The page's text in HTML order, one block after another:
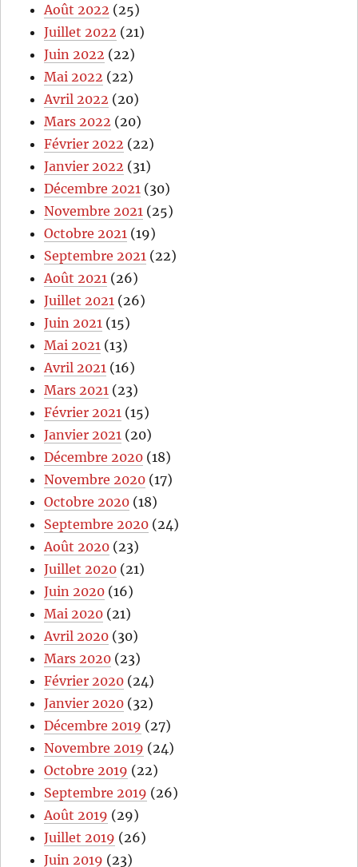
Août 2022 (25)
Juillet 2022 (21)
Juin 2022 (22)
Mai 2022 (22)
Avril 2022 (20)
Mars 2022 (20)
Février 2022 (22)
Janvier 2022 (31)
Décembre 2021 (30)
Novembre 2021 (25)
Octobre 2021 (19)
Septembre 2021 (22)
Août 2021 (26)
Juillet 2021 (26)
Juin 2021 (15)
Mai 2021 (13)
Avril 2021 (16)
Mars 2021 (23)
Février 2021 (15)
Janvier 2021 (20)
Décembre 2020 (18)
Novembre 2020 (17)
Octobre 2020 (18)
Septembre 2020 (24)
Août 2020 (23)
Juillet 2020 (21)
Juin 2020 (16)
Mai 2020 (21)
Avril 2020 (30)
Mars 2020 (23)
Février 2020 (24)
Janvier 2020 (32)
Décembre 2019 (27)
Novembre 2019 (24)
Octobre 2019 (22)
Septembre 2019 (26)
Août 2019 (29)
Juillet 2019 (26)
Juin 2019 (23)